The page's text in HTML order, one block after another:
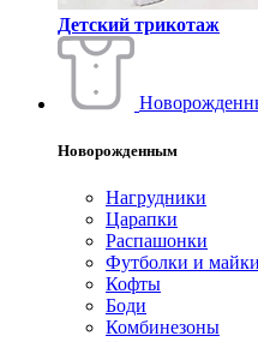
Детский трикотаж
Новорожденным
Нагрудники
Царапки
Распашонки
Футболки и майки
Кофты
Боди
Комбинезоны